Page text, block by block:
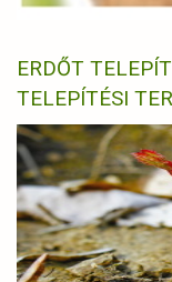
ERDŐT
TELEPÍTÉSI